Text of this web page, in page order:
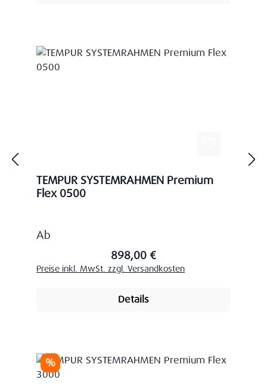
TEMPUR SYSTEMRAHMEN Premium
Flex 0500
Regulärer Preis:
Ab
898,00 €
Preise inkl. MwSt. zzgl. Versandkosten
Details
Rabatt
%